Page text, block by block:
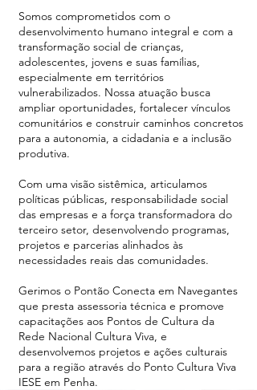
Somos comprometidos com o
desenvolvimento humano integral e com a
transformação social de crianças,
adolescentes, jovens e suas famílias,
especialmente em territórios
vulnerabilizados. Nossa atuação busca
ampliar oportunidades, fortalecer vínculos
comunitários e construir caminhos concretos
para a autonomia, a cidadania e a inclusão
produtiva.
Com uma visão sistêmica, articulamos
políticas públicas, responsabilidade social
das empresas e a força transformadora do
terceiro setor, desenvolvendo programas,
projetos e parcerias alinhados às
necessidades reais das comunidades.
Gerimos o Pontão Conecta em Navegantes
que presta assessoria técnica e promove
capacitações aos Pontos de Cultura da
Rede Nacional Cultura Viva, e
desenvolvemos projetos e ações culturais
para a região através do Ponto Cultura Viva
IESE em Penha.